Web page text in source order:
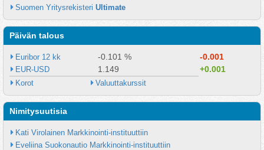
Suomen Yritysrekisteri Ultimate
Päivän talous
Euribor 12 kk -0.101 % -0.001
EUR-USD 1.149 +0.001
Korot Valuuttakurssit
Nimitysuutisia
Kati Virolainen Markkinointi-instituuttiin
Eveliina Suokonautio Markkinointi-instituuttiin